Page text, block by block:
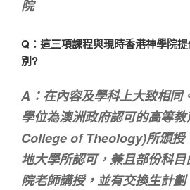
院
Q：這三項課程與現時香港神學院
別?
A：在內容及學科上大致相同
學位為澳洲政府認可的高等
College of Theology)所頒授
地大學所認可，兼且部份科
院老師講授，並有交換生計